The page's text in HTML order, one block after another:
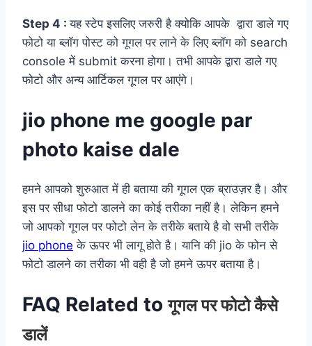
Step 4 :यह स्टेप इसलिए जरुरी है क्योकि आपके द्वारा डाले गए
फोटो या ब्लॉग पोस्ट को गूगल पर लाने के लिए ब्लॉग को search
console में submit करना होगा। तभी आपके द्वारा डाले गए
फोटो और अन्य आर्टिकल गूगल पर आएंगे।
jio phone me google par
photo kaise dale
हमने आपको शुरुआत में ही बताया की गूगल एक ब्राउज़र है। और
इस पर सीधा फोटो डालने का कोई तरीका नहीं है। लेकिन हमने
जो आपको गूगल पर फोटो लेन के तरीके बताये है वो सभी तरीके
jio phone के ऊपर भी लागू होते है। यानि की jio के फोन से
फोटो डालने का तरीका भी वही है जो हमने ऊपर बताया है।
FAQ Related toगूगल पर फोटो कैसे
डालें